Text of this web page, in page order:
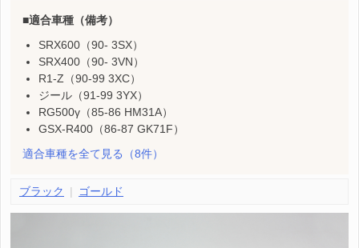
適合車種（備考）
SRX600（90- 3SX）
SRX400（90- 3VN）
R1-Z（90-99 3XC）
ジール（91-99 3YX）
RG500γ（85-86 HM31A）
GSX-R400（86-87 GK71F）
適合車種を全て見る
（8件）
ブラック ゴールド